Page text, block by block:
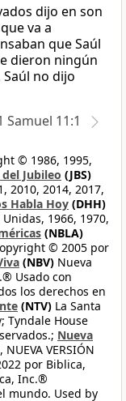
dijo en son
va a
que Saúl
dieron ningún
no dijo
Samuel 11:1
© 1986, 1995,
Jubileo (JBS)
2010, 2014, 2017,
Habla Hoy (DHH)
1966, 1970,
(NBLA)
© 2005 por
(NBV) Nueva
Usado con
los derechos en
(NTV) La Santa
Tyndale House
Nueva
VERSIÓN
por Biblica,
Inc.®
mundo. Used by